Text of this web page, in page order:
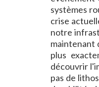
systèmes
crise
notre
maintenant
plus
découvrir
pas de